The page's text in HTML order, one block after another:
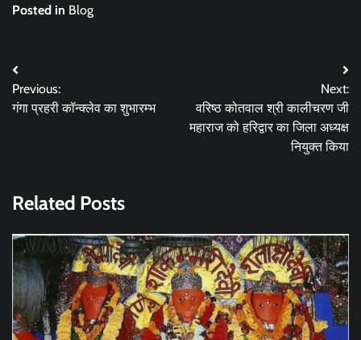
Posted in Blog
Post
navigation
Previous:
गंगा प्रहरी कॉन्क्लेव का शुभारम्भ
Next:
वरिष्ठ कोतवाल श्री कालीचरण जी
महाराज को हरिद्वार का जिला अध्यक्ष
नियुक्त किया
Related Posts